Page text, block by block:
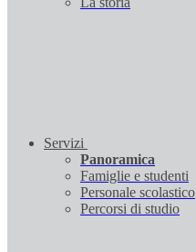
Servizi
Panoramica
Famiglie e studenti
Personale scolastico
Percorsi di studio